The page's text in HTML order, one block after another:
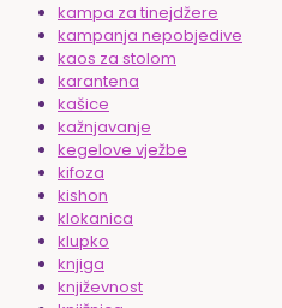
kampa za tinejdžere
kampanja nepobjedive
kaos za stolom
karantena
kašice
kažnjavanje
kegelove vježbe
kifoza
kishon
klokanica
klupko
knjiga
književnost